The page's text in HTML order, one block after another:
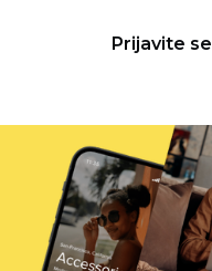
Prijavite se